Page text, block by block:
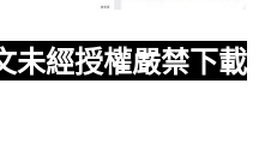
未經授權嚴禁下載